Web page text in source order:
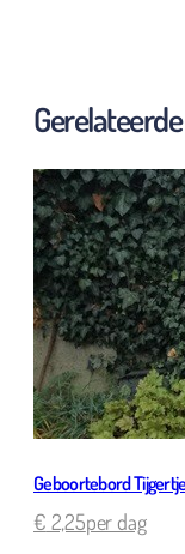
Geboortebord Tijgertje
€ 2,25per dag